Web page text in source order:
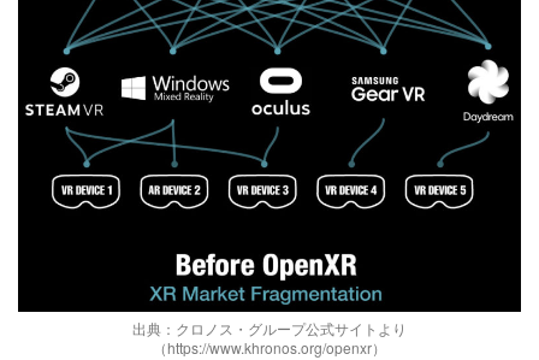
出典：クロノス・グループ公式サイトより
（https://www.khronos.org/openxr）